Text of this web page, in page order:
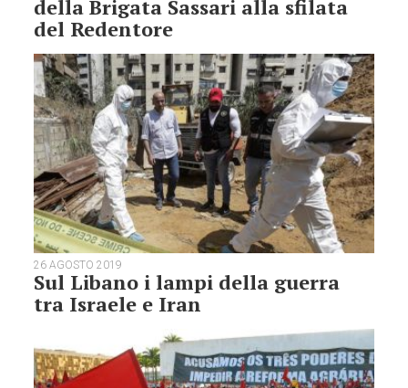
della Brigata Sassari alla sfilata
del Redentore
26 AGOSTO 2019
Sul Libano i lampi della guerra
tra Israele e Iran